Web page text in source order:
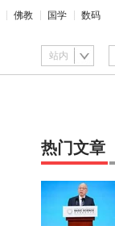
佛教 国学 数码
站内
热门文章